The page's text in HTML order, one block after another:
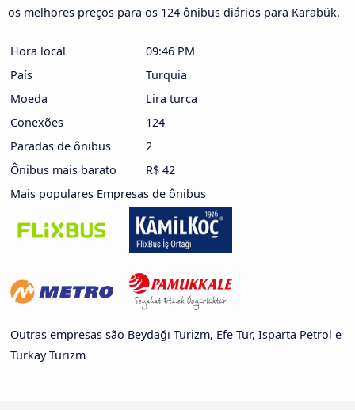
os melhores preços para os 124 ônibus diários para Karabük.
Hora local
09:46 PM
País
Turquia
Moeda
Lira turca
Conexões
124
Paradas de ônibus
2
Ônibus mais barato
R$ 42
Mais populares Empresas de ônibus
Outras empresas são Beydağı Turizm, Efe Tur, Isparta Petrol e
Türkay Turizm